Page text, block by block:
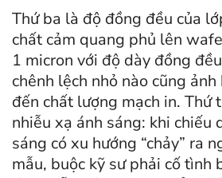
Thứ ba là độ đồng đều của
chất cảm quang phủ lên
1 micron với độ dày đồng
chênh lệch nhỏ nào cũng
đến chất lượng mạch in. Thứ
nhiễu xạ ánh sáng: khi chiếu
sáng có xu hướng “chảy” ra
mẫu, buộc kỹ sư phải cố tình